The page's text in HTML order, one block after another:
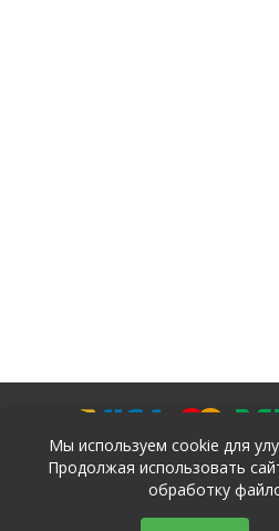
Мы используем cookie для
Продолжая использовать
обработку